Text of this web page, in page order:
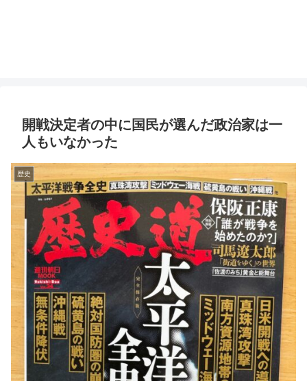
開戦決定者の中に国民が選んだ政治家は一
人もいなかった
歴史